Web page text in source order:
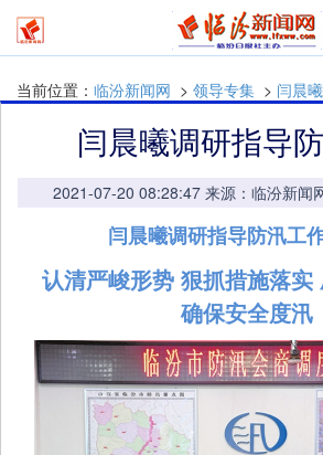
当前位置： 临汾新闻网 > 领导专集 > 闫晨曦
闫晨曦调研指导
2021-07-20 08:28:47 来源：临汾新
闫晨曦调研指导防汛工
认清严峻形势 狠抓措施落实
确保安全度汛